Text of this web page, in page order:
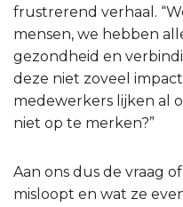
frustrerend verhaal.
mensen, we hebben
gezondheid en
deze niet zoveel
medewerkers lijken al
niet op te merken?”
Aan ons dus de vraag
misloopt en wat ze